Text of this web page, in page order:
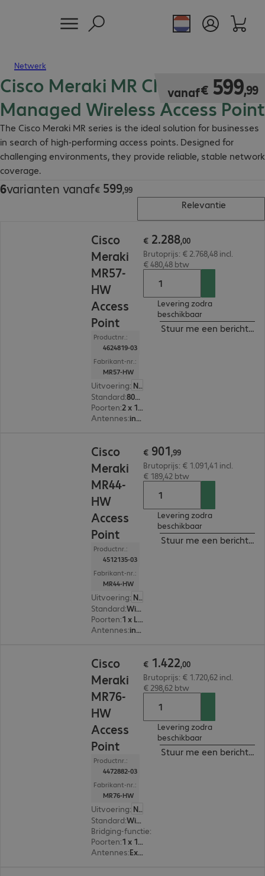
Netwerk
Cisco Meraki MR Cloud
Managed Wireless Access Point
The Cisco Meraki MR series is the ideal solution for businesses
in search of high-performing access points. Designed for
challenging environments, they provide reliable, stable network
coverage.
Details
vanaf€ 599,99
€ 599,99
6varianten vanaf€ 599,99
€ 599,99
Relevantie
Cisco
Meraki
MR57-
HW
Access
Point
Productnr.:
4624819-03
Fabrikant-nr.:
MR57-HW
Uitvoering:
Nederland
Standard:
802.11ac
Poorten:
2 x 1000/2,5G/5G RJ45
Antennes: intern
€ 2.288,00
Brutoprijs: € 2.768,48 incl.
€ 480,48 btw
Levering zodra
beschikbaar
Stuur me een bericht
Cisco
Meraki
MR44-
HW
Access
Point
Productnr.:
4512135-03
Fabrikant-nr.:
MR44-HW
Uitvoering:
Nederland
Standard:
Wi-Fi 6 (802.11ax)
Poorten:
1 x LAN
Antennes: intern
€ 901,99
Brutoprijs: € 1.091,41 incl.
€ 189,42 btw
Levering zodra
beschikbaar
Stuur me een bericht
Cisco
Meraki
MR76-
HW
Access
Point
Productnr.:
4472882-03
Fabrikant-nr.:
MR76-HW
Uitvoering:
Nederland
Standard:
Wi-Fi 6 (802.11ax)
Bridging-functie:
Poorten:
1 x 10/100/1000 RJ45
Antennes: Extern
€ 1.422,00
Brutoprijs: € 1.720,62 incl.
€ 298,62 btw
Levering zodra
beschikbaar
Stuur me een bericht